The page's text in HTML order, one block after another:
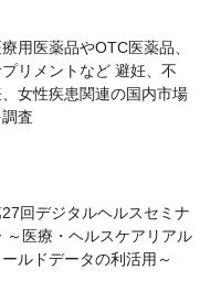
療用医薬品やOTC医薬品、
リメントなど 避妊、不
女性疾患関連の国内市場
査
回デジタルヘルスセミナ
～医療・ヘルスケアリアル
ールドデータの利活用～